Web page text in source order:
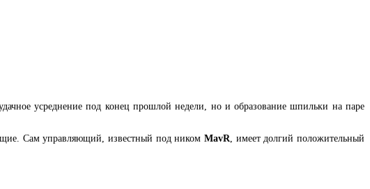
усреднение под конец прошлой недели, но и образование шпильки на паре
Сам управляющий, известный под никомMavR, имеет долгий положительный